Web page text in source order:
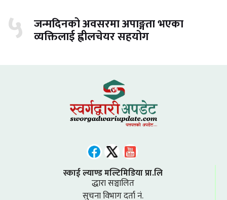
५ जन्मदिनको अवसरमा अपाङ्गता भएका
व्यक्तिलाई ह्वीलचेयर सहयोग
स्काई ल्याण्ड मल्टिमिडिया प्रा.लि
द्धारा सञ्चालित
सुचना विभाग दर्ता नं.